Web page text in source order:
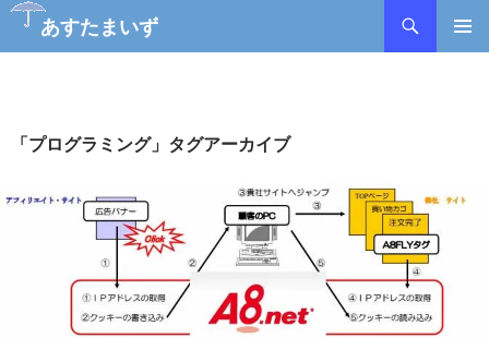
あすたまいず
検
ツ
キ
「プログラミング」タグアーカイブ